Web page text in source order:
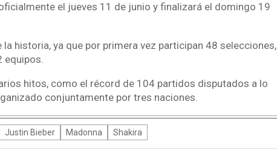
el jueves 11 de junio y finalizará el domingo 19
historia, ya que por primera vez participan 48 selecciones,
hitos, como el récord de 104 partidos disputados a lo
conjuntamente por tres naciones.
Justin Bieber Madonna Shakira